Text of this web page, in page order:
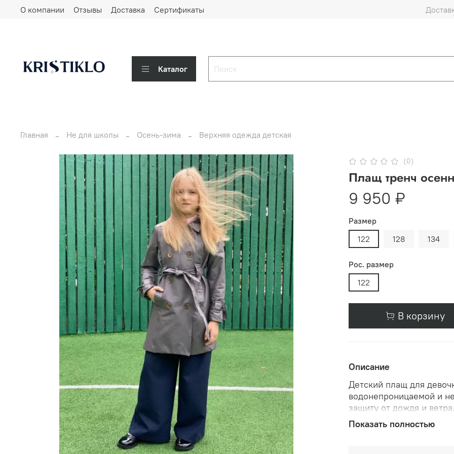
О компании Отзывы Доставка Сертификаты
Каталог
Главная Не для школы Осень-зима Верхняя одежда детская
(0)
Плащ тренч
9 950 ₽
Размер
122
128 134
Рос. размер
122
В корзину
Описание
Детский плащ для
водонепроницаемой и
защиту от дождя и
до +20 градусов, что
погодных условий.
Показать полностью